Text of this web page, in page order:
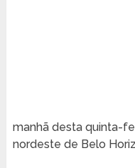
manhã desta quinta-
nordeste de Belo